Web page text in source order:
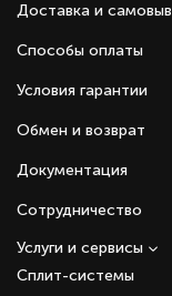
Передовой
(Evo).
блока.
Объемный
Работа на
комфорта.
Доставка и
Способы оплаты
Условия гарантии
Обмен и возврат
Документация
Сотрудничество
Сплит-системы
Услуги и сервисы